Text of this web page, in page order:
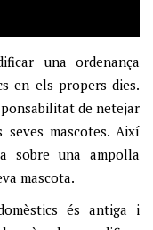
una ordenança
en els propers dies.
de netejar
mascotes. Així
sobre una ampolla
mascota.
és antiga i